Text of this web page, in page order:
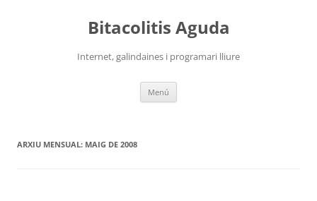
Bitacolitis Aguda
Internet, galindaines i programari lliure
Menú
ARXIU MENSUAL: MAIG DE 2008